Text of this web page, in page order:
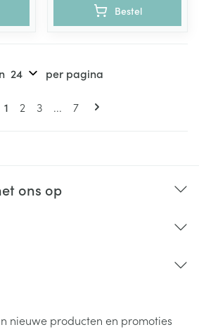
Bestel
Pagina's
U lees momenteel pagina
1 Pagina
2 Pagina
3 ... Pagina
7
per pagina
ons op
nieuwe producten en promoties